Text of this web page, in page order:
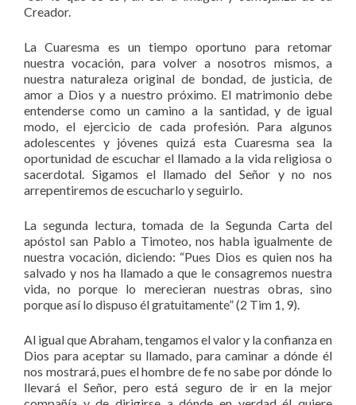
Creador.
La Cuaresma es un tiempo oportuno para retomar
nuestra vocación, para volver a nosotros mismos, a
nuestra naturaleza original de bondad, de justicia, de
amor a Dios y a nuestro próximo. El matrimonio debe
entenderse como un camino a la santidad, y de igual
modo, el ejercicio de cada profesión. Para algunos
adolescentes y jóvenes quizá esta Cuaresma sea la
oportunidad de escuchar el llamado a la vida religiosa o
sacerdotal. Sigamos el llamado del Señor y no nos
arrepentiremos de escucharlo y seguirlo.
La segunda lectura, tomada de la Segunda Carta del
apóstol san Pablo a Timoteo, nos habla igualmente de
nuestra vocación, diciendo: “Pues Dios es quien nos ha
salvado y nos ha llamado a que le consagremos nuestra
vida, no porque lo merecieran nuestras obras, sino
porque así lo dispuso él gratuitamente” (2 Tim 1, 9).
Al igual que Abraham, tengamos el valor y la confianza en
Dios para aceptar su llamado, para caminar a dónde él
nos mostrará, pues el hombre de fe no sabe por dónde lo
llevará el Señor, pero está seguro de ir en la mejor